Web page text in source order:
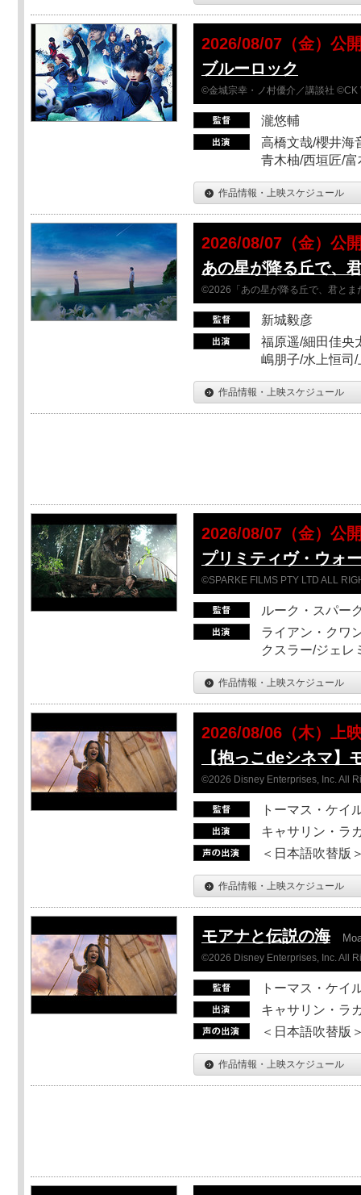
2026/08/07（金）公
ブルーロック
©金城宗幸・ノ村優介／講談社 ©CK
瀧悠輔
高橋文哉/櫻井海
青木柚/西垣匠/
作品情報・上映スケジュール
2026/08/07（金）公
あの星が降る丘で、
©2026「あの星が降る丘で、君とま
新城毅彦
福原遥/細田佳央
嶋朋子/水上恒司
作品情報・上映スケジュール
2026/08/07（金）公
プリミティヴ・ウォ
©SPARKE FILMS PTY LTD ALL
ルーク・スパー
ライアン・クワ
クスラー/ジェレ
作品情報・上映スケジュール
2026/08/06（木）上
【抱っこdeシネマ】
©2026 Disney Enterprises, Inc. All
トーマス・ケイ
キャサリン・ラ
＜日本語吹替版
作品情報・上映スケジュール
モアナと伝説の海
©2026 Disney Enterprises, Inc. All
トーマス・ケイ
キャサリン・ラ
＜日本語吹替版
作品情報・上映スケジュール